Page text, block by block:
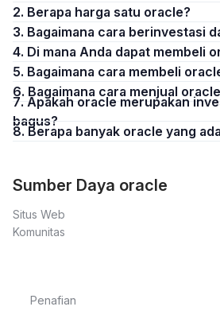
2. Berapa harga satu oracle?
3. Bagaimana cara berinvestasi
4. Di mana Anda dapat membeli
5. Bagaimana cara membeli
6. Bagaimana cara menjual
7. Apakah oracle merupakan investasi yang
bagus?
8. Berapa banyak oracle yang
Sumber Daya oracle
Situs Web
Komunitas
Penafian